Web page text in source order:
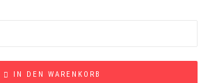
IN DEN WARENKORB